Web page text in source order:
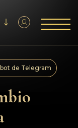
de Telegram